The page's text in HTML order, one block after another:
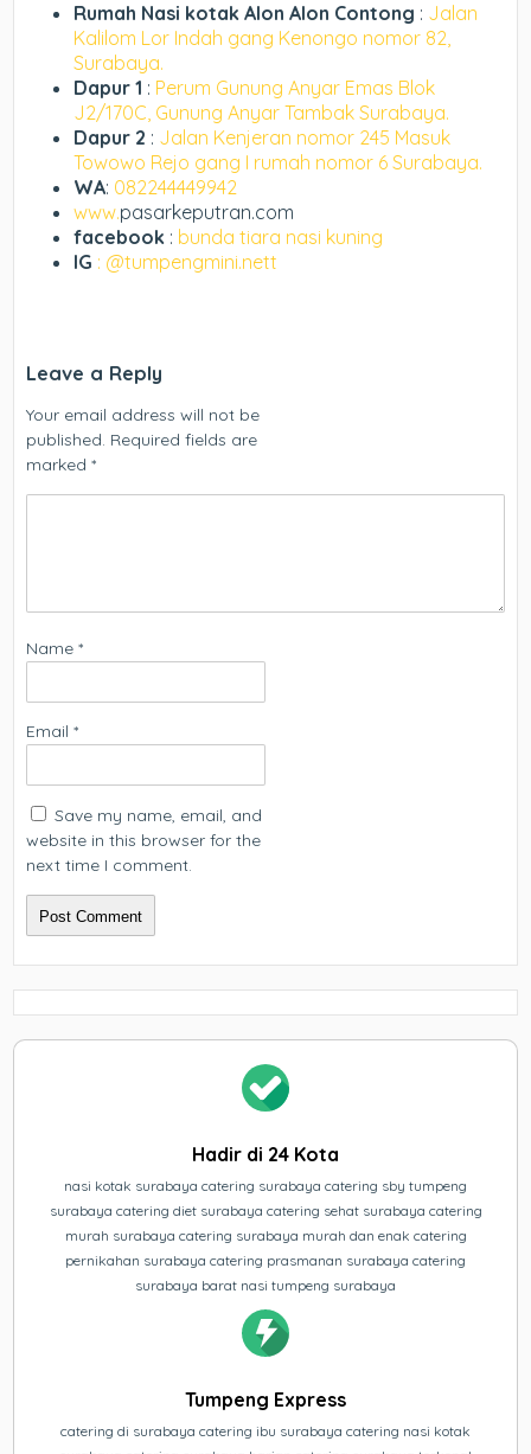
Rumah Nasi kotak Alon Alon Contong : Jalan
Kalilom Lor Indah gang Kenongo nomor 82,
Surabaya.
Dapur 1 : Perum Gunung Anyar Emas Blok
J2/170C, Gunung Anyar Tambak Surabaya.
Dapur 2 : Jalan Kenjeran nomor 245 Masuk
Towowo Rejo gang I rumah nomor 6 Surabaya.
WA: 082244449942
www.pasarkeputran.com
facebook : bunda tiara nasi kuning
IG : @tumpengmini.nett
Leave a Reply
Your email address will not be
published. Required fields are
marked*
Name*
Email*
Save my name, email, and
website in this browser for the
next time I comment.
Hadir di 24 Kota
nasi kotak surabaya catering surabaya catering sby tumpeng
surabaya catering diet surabaya catering sehat surabaya catering
murah surabaya catering surabaya murah dan enak catering
pernikahan surabaya catering prasmanan surabaya catering
surabaya barat nasi tumpeng surabaya
Tumpeng Express
catering di surabaya catering ibu surabaya catering nasi kotak